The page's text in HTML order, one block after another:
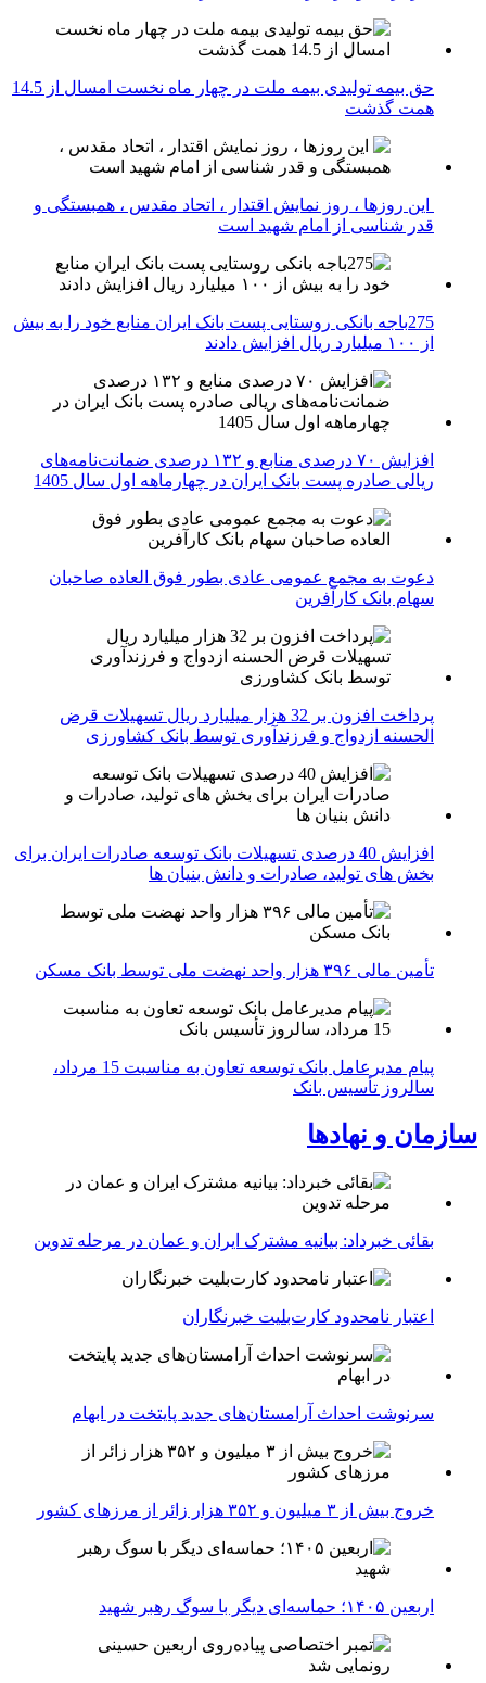
حق بیمه تولیدی بیمه ملت در چهار ماه نخست امسال از 14.5
همت گذشت
این روزها ، روز نمایش اقتدار ، اتحاد مقدس ، همبستگی و
قدر شناسی از امام شهید است
275باجه بانکی روستایی پست بانک ایران منابع خود را به بیش
از ۱۰۰ میلیارد ریال افزایش دادند
افزایش ۷۰ درصدی منابع و ۱۳۲ درصدی ضمانت‌نامه‌های
ریالی صادره پست بانک ایران در چهارماهه اول سال 1405
دعوت به مجمع عمومی عادی بطور فوق العاده صاحبان
سهام بانک کارآفرین
پرداخت افزون بر 32 هزار میلیارد ریال تسهیلات قرض
الحسنه ازدواج و فرزندآوری توسط بانک کشاورزی
افزایش 40 درصدی تسهیلات بانک توسعه صادرات ایران برای
بخش های تولید، صادرات و دانش بنیان ها
تأمین مالی ۳۹۶ هزار واحد نهضت ملی توسط بانک مسکن
پیام مدیرعامل بانک توسعه تعاون به مناسبت 15 مرداد،
سالروز تأسیس بانک
سازمان و نهادها
بقائی خبرداد: بیانیه مشترک ایران و عمان در مرحله تدوین
اعتبار نامحدود کارت‌بلیت خبرنگاران
سرنوشت احداث آرامستان‌های جدید پایتخت در ابهام
خروج بیش از ۳ میلیون و ۳۵۲ هزار زائر از مرزهای کشور
اربعین ۱۴۰۵؛ حماسه‌ای دیگر با سوگ رهبر شهید